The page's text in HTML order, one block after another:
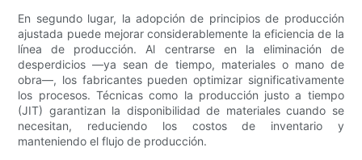
En segundo lugar, la adopción de principios de producción
ajustada puede mejorar considerablemente la eficiencia de la
línea de producción. Al centrarse en la eliminación de
desperdicios —ya sean de tiempo, materiales o mano de
obra—, los fabricantes pueden optimizar significativamente
los procesos. Técnicas como la producción justo a tiempo
(JIT) garantizan la disponibilidad de materiales cuando se
necesitan, reduciendo los costos de inventario y
manteniendo el flujo de producción.